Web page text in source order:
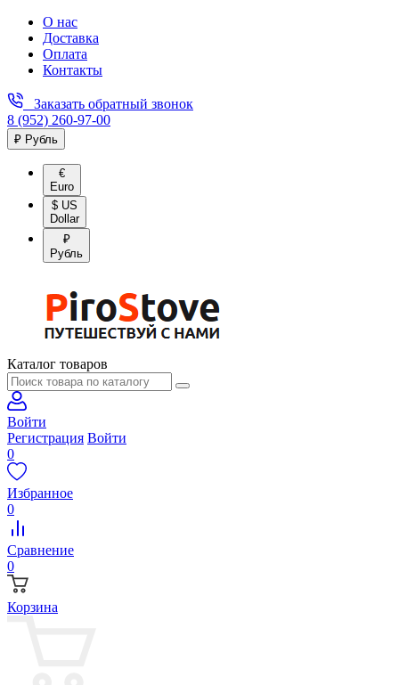
О нас
Доставка
Оплата
Контакты
Заказать обратный звонок
8 (952) 260-97-00
₽ Рубль
€
Euro
$ US
Dollar
₽
Рубль
Каталог товаров
Войти
Регистрация Войти
0
Избранное
0
Сравнение
0
Корзина